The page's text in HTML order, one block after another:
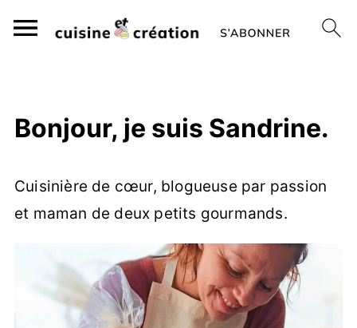
Bonjour, je suis Sandrine.
Cuisinière de cœur, blogueuse par passion
et maman de deux petits gourmands.